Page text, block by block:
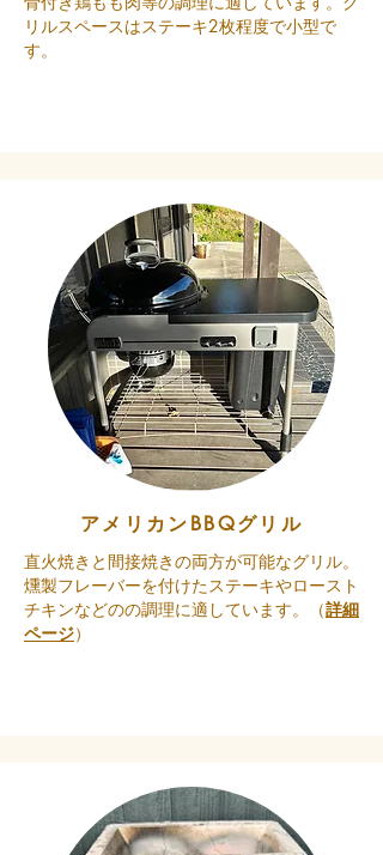
リルスペースはステーキ2枚程度で小型で
す。
​アメリカンBBQグリル
直火焼きと間接焼きの両方が可能なグリル。
燻製フレーバーを付けたステーキやロースト
チキンなどのの調理に適しています。
（詳細
ページ）